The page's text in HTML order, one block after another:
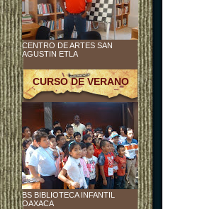
CENTRO DE ARTES SAN
AGUSTIN ETLA
CURSO DE VERANO
BS BIBLIOTECA INFANTIL
OAXACA